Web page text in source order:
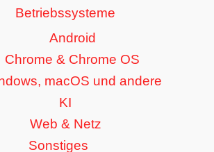
Betriebssysteme
Android
Chrome & Chrome OS
macOS und andere
KI
Web & Netz
Sonstiges